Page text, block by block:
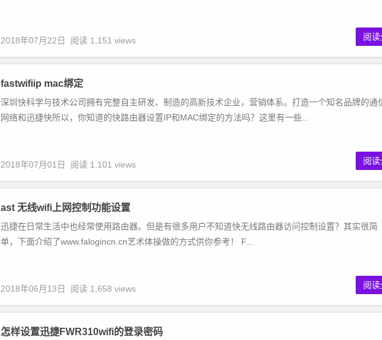
2018年07月22日 阅读 1,151 views 阅
fastwifiip mac绑定
深圳快科学与技术公司拥有完整自主研发、制造的高新技术企业，营销体系。打造一个知名品牌的通
网络和迅捷快所以，你知道的快路由器设置IP和MAC绑定的方法吗？这里有一些...
2018年07月01日 阅读 1,101 views 阅
ast 无线wifi上网控制功能设置
迅捷在日常生活中也经常使用路由器。但是有很多用户不知道快无线路由器访问控制设置？其实很简
单，下面介绍了www.falogincn.cn艺术体操做的方式供你参考！ F...
2018年06月13日 阅读 1,658 views 阅
怎样设置迅捷FWR310wifi的登录密码